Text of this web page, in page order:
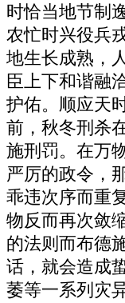
时恰当地节制
农忙时兴役兵
地生长成熟，
臣上下和谐融
护佑。顺应天
前，秋冬刑杀
施刑罚。在万
严厉的政令，
乖违次序而重
物反而再次敛
的法则而布德
话，就会造成
萎等一系列灾